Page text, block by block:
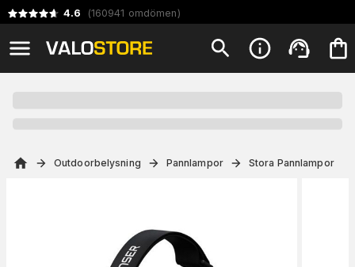
4.6 (160941 omdömen)
Outdoorbelysning Pannlampor Stora Pannlampor